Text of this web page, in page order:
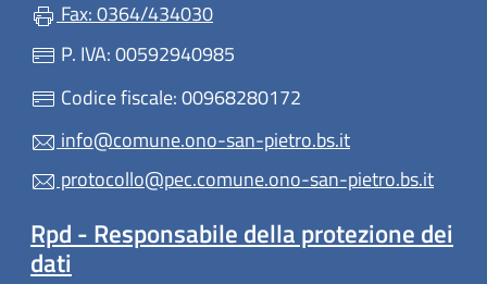
Fax: 0364/434030
P. IVA: 00592940985
Codice fiscale: 00968280172
info@comune.ono-san-pietro.bs.it
protocollo@pec.comune.ono-san-pietro.bs.it
Rpd - Responsabile della protezione dei
dati